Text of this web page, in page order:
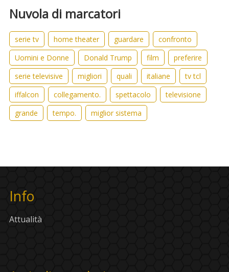
Nuvola di marcatori
serie tv home theater guardare
confronto
Uomini e Donne
Donald Trump film
preferire
serie televisive
migliori quali italiane
tv tcl
iffalcon
collegamento. spettacolo
televisione
grande
tempo. miglior sistema
Info
Attualità